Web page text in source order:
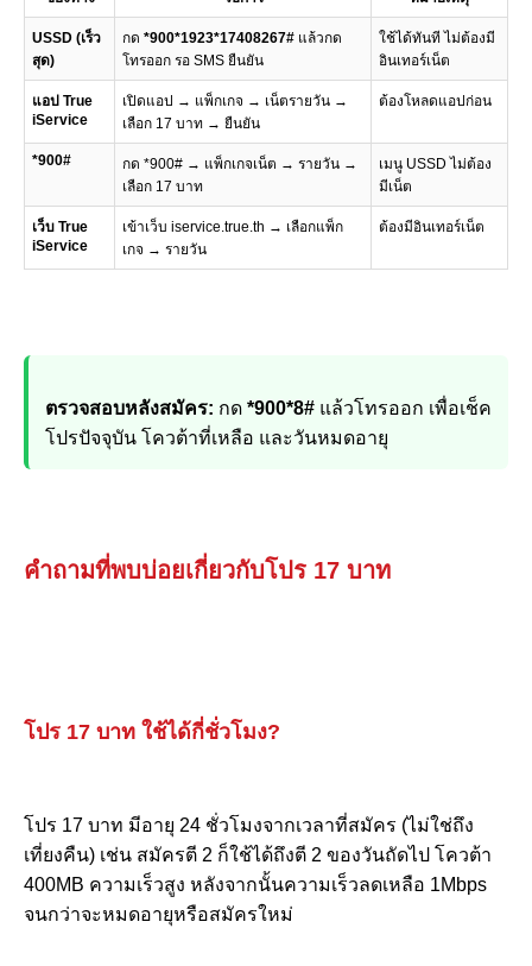
USSD (เร็ว
สุด)
กด *900*1923*17408267# แล้วกด
โทรออก รอ SMS ยืนยัน
ใช้ได้ทันที ไม่ต้องมี
อินเทอร์เน็ต
แอป True
iService
เปิดแอป → แพ็กเกจ → เน็ตรายวัน →
เลือก 17 บาท → ยืนยัน
ต้องโหลดแอปก่อน
*900#
กด *900# → แพ็กเกจเน็ต → รายวัน →
เลือก 17 บาท
เมนู USSD ไม่ต้อง
มีเน็ต
เว็บ True
iService
เข้าเว็บ iservice.true.th → เลือกแพ็ก
เกจ → รายวัน
ต้องมีอินเทอร์เน็ต
ตรวจสอบหลังสมัคร: กด *900*8# แล้วโทรออก เพื่อเช็ค
โปรปัจจุบัน โควต้าที่เหลือ และวันหมดอายุ
คำถามที่พบบ่อยเกี่ยวกับโปร 17 บาท
โปร 17 บาท ใช้ได้กี่ชั่วโมง?
โปร 17 บาท มีอายุ 24 ชั่วโมงจากเวลาที่สมัคร (ไม่ใช่ถึง
เที่ยงคืน) เช่น สมัครตี 2 ก็ใช้ได้ถึงตี 2 ของวันถัดไป โควต้า
400MB ความเร็วสูง หลังจากนั้นความเร็วลดเหลือ 1Mbps
จนกว่าจะหมดอายุหรือสมัครใหม่